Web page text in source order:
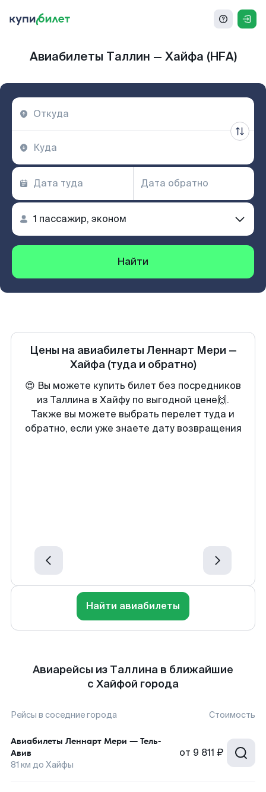
Авиабилеты Таллин — Хайфа (HFA)
Найти
Цены на авиабилеты Леннарт Мери —
Хайфа (туда и обратно)
😍 Вы можете купить билет без посредников
из Таллина в Хайфу по выгодной цене🙌.
Также вы можете выбрать перелет туда и
обратно, если уже знаете дату возвращения
Найти авиабилеты
Авиарейсы из Таллина в ближайшие
с Хайфой города
Рейсы в соседние города Стоимость
Авиабилеты Леннарт Мери — Тель-
Авив
81 км до Хайфы
от 9 811 ₽